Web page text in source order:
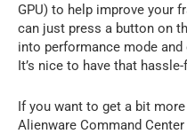
GPU) to help improve your
can just press a button on
into performance mode
It’s nice to have that
If you want to get a bit
Alienware Command